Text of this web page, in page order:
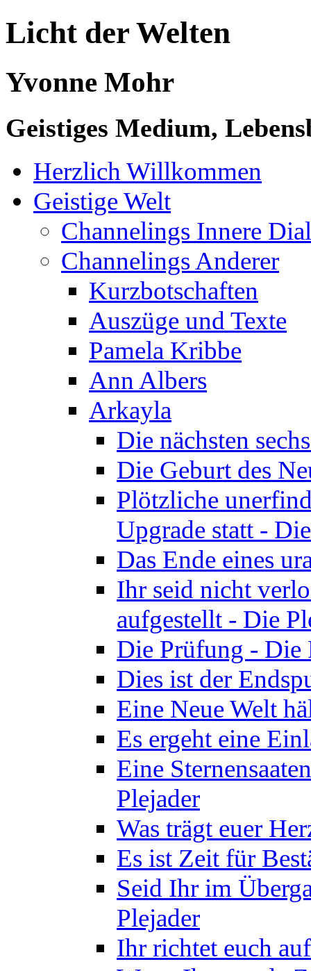
Licht der Welten
Yvonne Mohr
Geistiges Medium,
Herzlich Willkommen
Geistige Welt
Channelings Innere
Channelings Anderer
Kurzbotschaften
Auszüge und Texte
Pamela Kribbe
Ann Albers
Arkayla
Die nächsten
Die Geburt des
Plötzliche
Upgrade statt -
Das Ende eines
Ihr seid nicht
aufgestellt - Die
Die Prüfung - Die
Dies ist der
Eine Neue Welt
Es ergeht eine
Eine
Plejader
Was trägt euer
Es ist Zeit für
Seid Ihr im
Plejader
Ihr richtet euch